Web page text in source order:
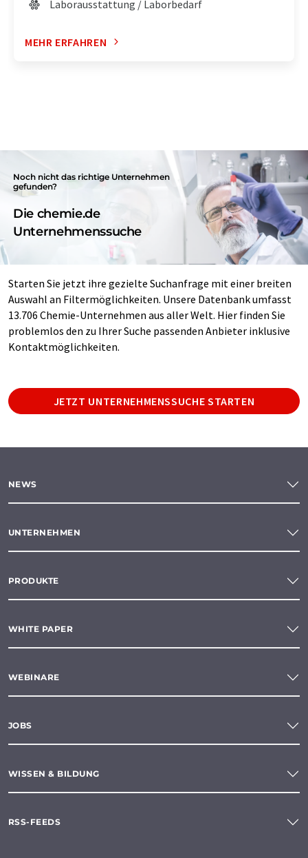
Laborausstattung / Laborbedarf
MEHR ERFAHREN
Noch nicht das richtige Unternehmen
gefunden?
Die chemie.de
Unternehmenssuche
Starten Sie jetzt ihre gezielte Suchanfrage mit einer breiten
Auswahl an Filtermöglichkeiten. Unsere Datenbank umfasst
13.706 Chemie-Unternehmen aus aller Welt. Hier finden Sie
problemlos den zu Ihrer Suche passenden Anbieter inklusive
Kontaktmöglichkeiten.
JETZT UNTERNEHMENSSUCHE STARTEN
NEWS
UNTERNEHMEN
PRODUKTE
WHITE PAPER
WEBINARE
JOBS
WISSEN & BILDUNG
RSS-FEEDS